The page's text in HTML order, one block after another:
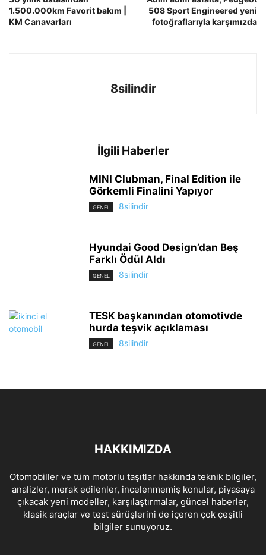
1.500.000km Favorit bakım |
KM Canavarları
508 Sport Engineered yeni
fotoğraflarıyla karşımızda
8silindir
İlgili Haberler
MINI Clubman, Final Edition ile
Görkemli Finalini Yapıyor
GENEL 8silindir
Hyundai Good Design’dan Beş
Farklı Ödül Aldı
GENEL 8silindir
TESK başkanından otomotivde
hurda teşvik açıklaması
GENEL 8silindir
HAKKIMIZDA
Otomobiller ve tüm motorlu taşıtlar hakkında teknik bilgiler,
analizler, merak edilenler, incelenmemiş konular, piyasaya
çıkacak yeni modeller, karşılaştırmalar, güncel haberler,
klasik araçlar ve test sürüşlerini de içeren çok çeşitli
bilgiler sunuyoruz.